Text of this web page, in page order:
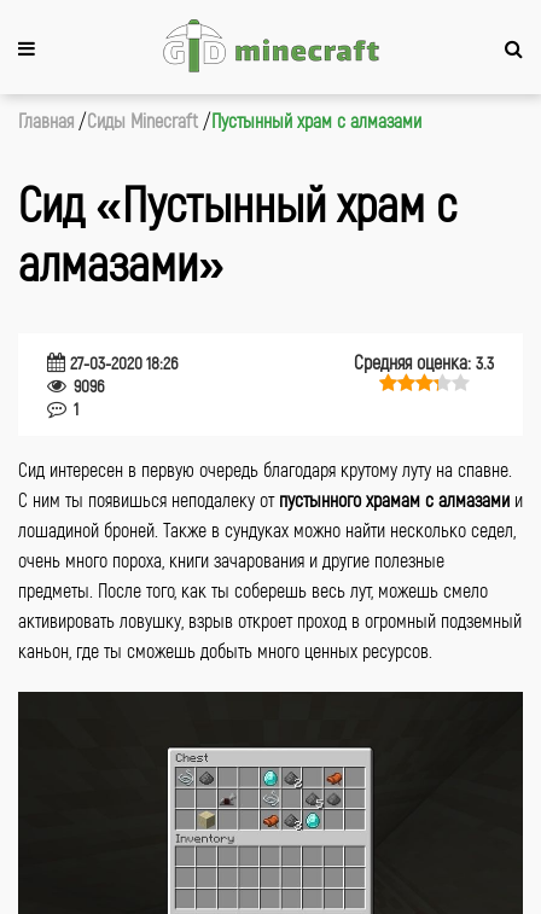
Главная Сиды Minecraft Пустынный храм с алмазами
Cид «Пустынный храм с
алмазами»
27-03-2020 18:26
9096
1
Средняя оценка: 3.3
Сид интересен в первую очередь благодаря крутому луту на спавне.
С ним ты появишься неподалеку от пустынного храмам с алмазами и
лошадиной броней. Также в сундуках можно найти несколько седел,
очень много пороха, книги зачарования и другие полезные
предметы. После того, как ты соберешь весь лут, можешь смело
активировать ловушку, взрыв откроет проход в огромный подземный
каньон, где ты сможешь добыть много ценных ресурсов.